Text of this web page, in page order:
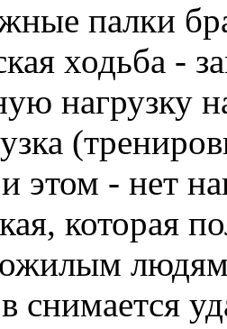
палки
ходьба -
нагрузку
этом - нет
которая
снимается